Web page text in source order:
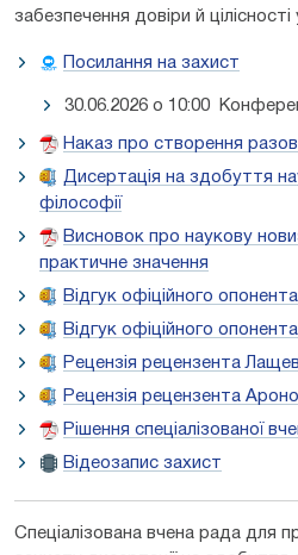
забезпечення довіри й
Посилання на захист
30.06.2026 о 10:00
Наказ про створення
Дисертація на здобуття
філософії
Висновок про наукову
практичне значення
Відгук офіційного
Відгук офіційного
Рецензія рецензента
Рецензія рецензента
Рішення спеціалізованої
Відеозапис захист
Спеціалізована вчена рада для